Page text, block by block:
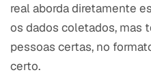
real aborda diretamente
os dados coletados, mas
pessoas certas, no
certo.